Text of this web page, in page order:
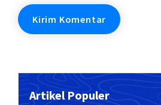
Artikel Populer